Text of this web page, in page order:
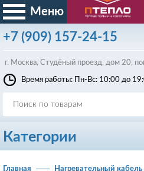
Меню
+7 (909) 157-24-15
г. Москва, Студёный проезд, дом 20,
Время работы: Пн-Вс: 10:00 до
Категории
Главная Нагревательный кабель